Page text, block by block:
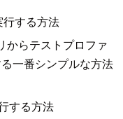
する方法
からテストプロファ
一番シンプルな方法
する方法